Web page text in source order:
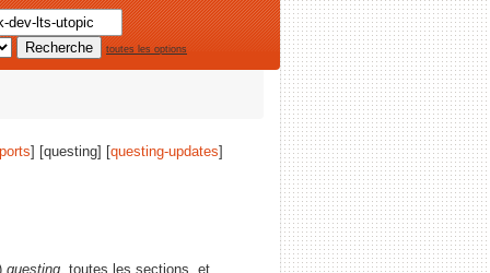
toutes les options
] [questing] [questing-updates]
questing, toutes les sections, et